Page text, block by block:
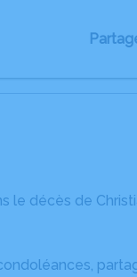
le décès de